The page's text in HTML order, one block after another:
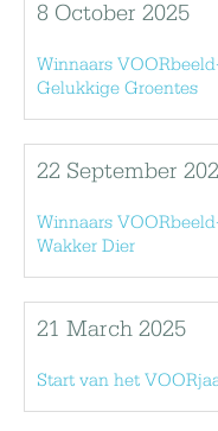
8 October 2025
Winnaars
Gelukkige Groentes
22 September
Winnaars
Wakker Dier
21 March 2025
Start van het